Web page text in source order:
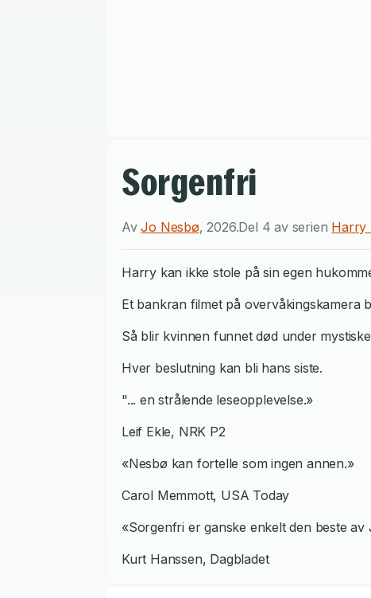
Sorgenfri
AvJo Nesbø,2026.Del 4 av serien Harry
Harry kan ikke stole på sin egen
Et bankran filmet på overvåkingskamera
Så blir kvinnen funnet død under
Hver beslutning kan bli hans siste.
"... en strålende leseopplevelse.»
Leif Ekle, NRK P2
«Nesbø kan fortelle som ingen annen.»
Carol Memmott, USA Today
«Sorgenfri er ganske enkelt den beste
Kurt Hanssen, Dagbladet